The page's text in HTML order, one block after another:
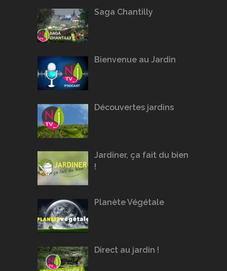
Saga Chantilly
Bienvenue au Jardin
Découvertes jardins
Jardiner, ça fait du bien
!
Planète Végétale
Direct au jardin !